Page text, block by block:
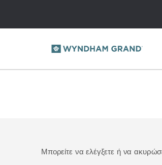
Μπορείτε να ελέγξετε ή να